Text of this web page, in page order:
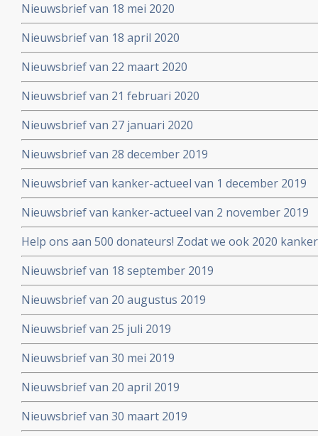
Nieuwsbrief van 18 mei 2020
Nieuwsbrief van 18 april 2020
Nieuwsbrief van 22 maart 2020
Nieuwsbrief van 21 februari 2020
Nieuwsbrief van 27 januari 2020
Nieuwsbrief van 28 december 2019
Nieuwsbrief van kanker-actueel van 1 december 2019
Nieuwsbrief van kanker-actueel van 2 november 2019
Help ons aan 500 donateurs! Zodat we ook 2020
voortzetten
Nieuwsbrief van 18 september 2019
Nieuwsbrief van 20 augustus 2019
Nieuwsbrief van 25 juli 2019
Nieuwsbrief van 30 mei 2019
Nieuwsbrief van 20 april 2019
Nieuwsbrief van 30 maart 2019